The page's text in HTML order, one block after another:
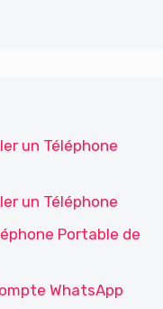
un Téléphone
un Téléphone
Portable de
WhatsApp